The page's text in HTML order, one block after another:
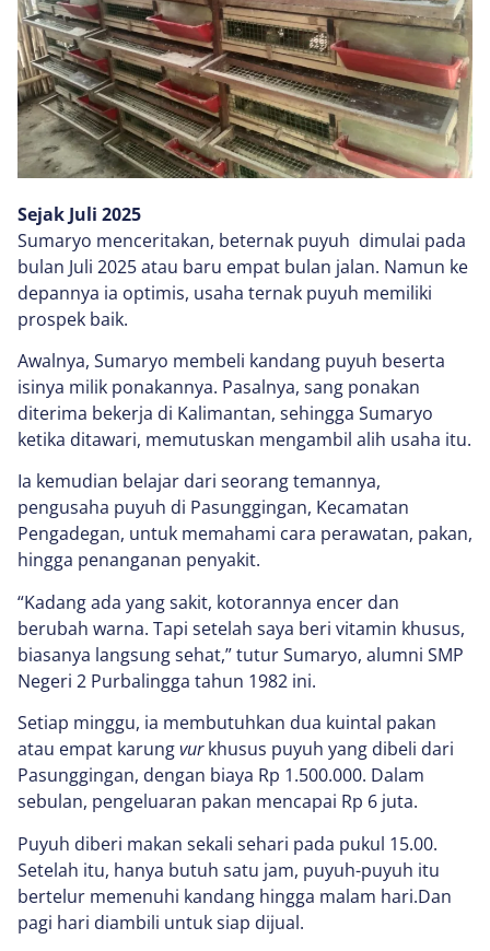
Sejak Juli 2025
Sumaryo menceritakan, beternak puyuh dimulai pada
bulan Juli 2025 atau baru empat bulan jalan. Namun ke
depannya ia optimis, usaha ternak puyuh memiliki
prospek baik.
Awalnya, Sumaryo membeli kandang puyuh beserta
isinya milik ponakannya. Pasalnya, sang ponakan
diterima bekerja di Kalimantan, sehingga Sumaryo
ketika ditawari, memutuskan mengambil alih usaha itu.
Ia kemudian belajar dari seorang temannya,
pengusaha puyuh di Pasunggingan, Kecamatan
Pengadegan, untuk memahami cara perawatan, pakan,
hingga penanganan penyakit.
“Kadang ada yang sakit, kotorannya encer dan
berubah warna. Tapi setelah saya beri vitamin khusus,
biasanya langsung sehat,” tutur Sumaryo, alumni SMP
Negeri 2 Purbalingga tahun 1982 ini.
Setiap minggu, ia membutuhkan dua kuintal pakan
atau empat karungvurkhusus puyuh yang dibeli dari
Pasunggingan, dengan biaya Rp 1.500.000. Dalam
sebulan, pengeluaran pakan mencapai Rp 6 juta.
Puyuh diberi makan sekali sehari pada pukul 15.00.
Setelah itu, hanya butuh satu jam, puyuh-puyuh itu
bertelur memenuhi kandang hingga malam hari.Dan
pagi hari diambili untuk siap dijual.